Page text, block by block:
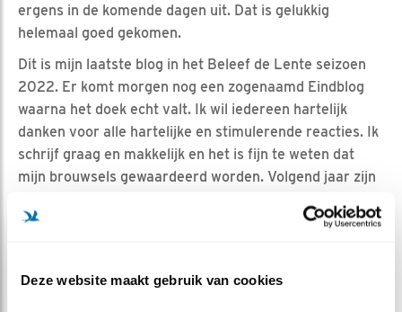
Deze website maakt gebruik van cookies
ergens in de komende dagen uit. Dat is gelukkig
helemaal goed gekomen.
Dit is mijn laatste blog in het Beleef de Lente seizoen
2022. Er komt morgen nog een zogenaamd Eindblog
waarna het doek echt valt. Ik wil iedereen hartelijk
danken voor alle hartelijke en stimulerende reacties. Ik
schrijf graag en makkelijk en het is fijn te weten dat
mijn brouwsels gewaardeerd worden. Volgend jaar zijn
weer heel veel te schrijven.